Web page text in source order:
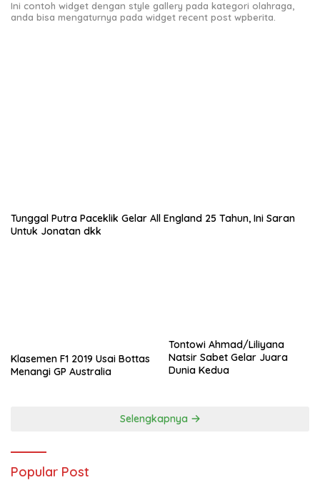
Ini contoh widget dengan style gallery pada kategori olahraga,
anda bisa mengaturnya pada widget recent post wpberita.
Tunggal Putra Paceklik Gelar All England 25 Tahun, Ini Saran
Untuk Jonatan dkk
Klasemen F1 2019 Usai Bottas
Menangi GP Australia
Tontowi Ahmad/Liliyana
Natsir Sabet Gelar Juara
Dunia Kedua
Selengkapnya
Popular Post